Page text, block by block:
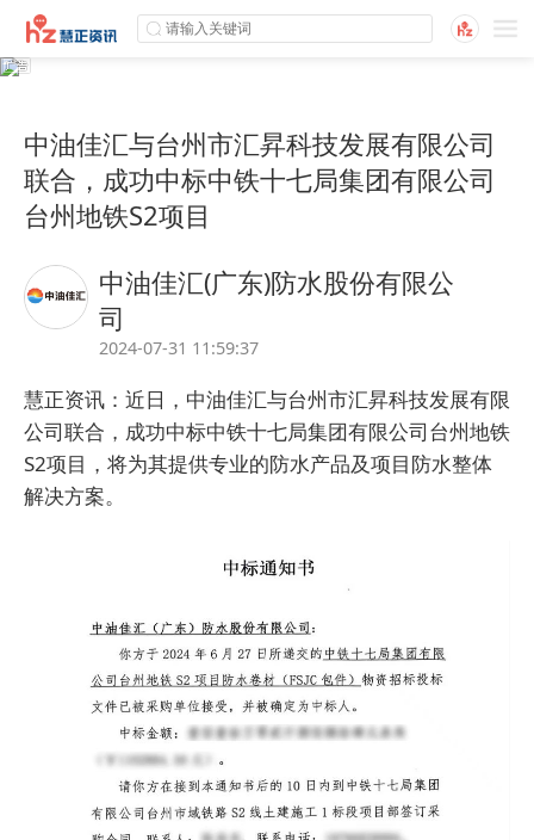
中油佳汇与台州市汇昇科技发展有限公司
联合，成功中标中铁十七局集团有限公司
台州地铁S2项目
中油佳汇(广东)防水股份有限公
司
2024-07-31 11:59:37
慧正资讯：近日，中油佳汇与台州市汇昇科技发展有限
公司联合，成功中标中铁十七局集团有限公司台州地铁
S2项目，将为其提供专业的防水产品及项目防水整体
解决方案。